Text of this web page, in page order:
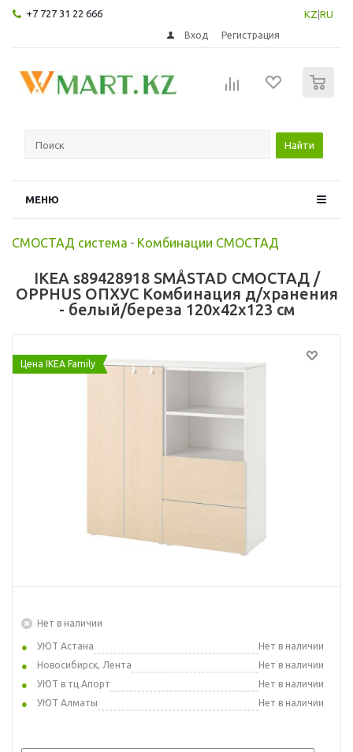
+7 727 31 22 666 KZ RU
Вход Регистрация
Найти
МЕНЮ
СМОСТАД система - Комбинации СМОСТАД
IKEA s89428918 SMÅSTAD СМОСТАД /
OPPHUS ОПХУС Комбинация д/хранения
- белый/береза 120x42x123 см
Цена IKEA Family
Нет в наличии
УЮТ Астана
Нет в наличии
Новосибирск, Лента
Нет в наличии
УЮТ в тц Апорт
Нет в наличии
УЮТ Алматы
Нет в наличии